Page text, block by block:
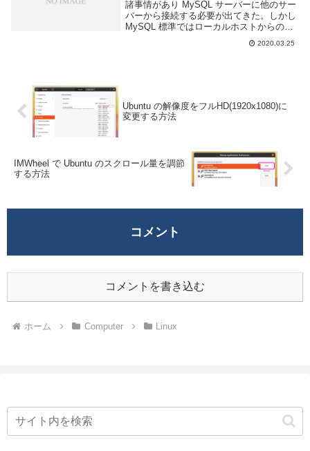
諸事情があり MySQL サーバーに他のサー
バーから接続する必要が出てきた。しかし
MySQL 標準ではローカルホストからの接
続のみ許可しているようだ。接続しようと
すると以下のようなエラーが出ると思う。
2020.03.25
Ubuntu の解像度をフルHD(1920x1080)に
変更する方法
IMWheel で Ubuntu のスクロール量を調節
する方法
コメント
コメントを書き込む
ホーム Computer Linux